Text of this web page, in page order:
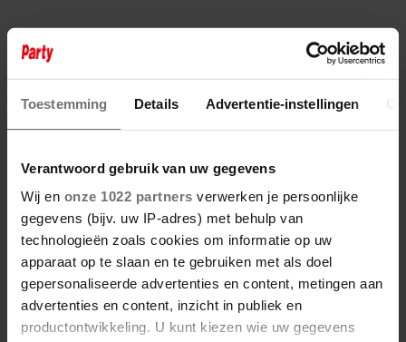
Toestemming Details Advertentie-instellingen
Verantwoord gebruik van uw gegevens
Wij en onze 1022 partners verwerken je persoonlijke
gegevens (bijv. uw IP-adres) met behulp van
technologieën zoals cookies om informatie op uw
apparaat op te slaan en te gebruiken met als doel
gepersonaliseerde advertenties en content, metingen aan
advertenties en content, inzicht in publiek en
productontwikkeling. U kunt kiezen wie uw gegevens
GEWELDIG’